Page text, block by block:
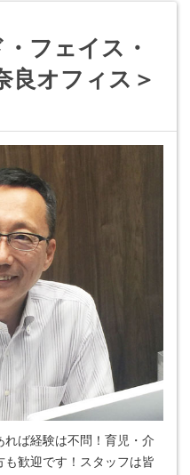
フェイス・
良オフィス＞
ば経験は不問！育児・介
歓迎です！スタッフは皆